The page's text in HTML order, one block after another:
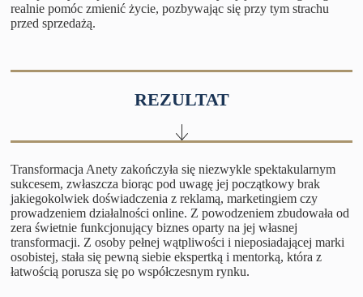
realnie pomóc zmienić życie, pozbywając się przy tym strachu
przed sprzedażą.
REZULTAT
Transformacja Anety zakończyła się niezwykle spektakularnym
sukcesem, zwłaszcza biorąc pod uwagę jej początkowy brak
jakiegokolwiek doświadczenia z reklamą, marketingiem czy
prowadzeniem działalności online. Z powodzeniem zbudowała od
zera świetnie funkcjonujący biznes oparty na jej własnej
transformacji. Z osoby pełnej wątpliwości i nieposiadającej marki
osobistej, stała się pewną siebie ekspertką i mentorką, która z
łatwością porusza się po współczesnym rynku.